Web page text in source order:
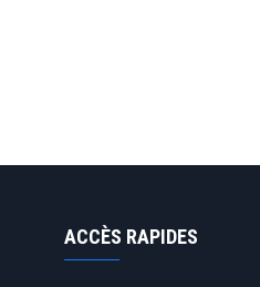
ACCÈS RAPIDES